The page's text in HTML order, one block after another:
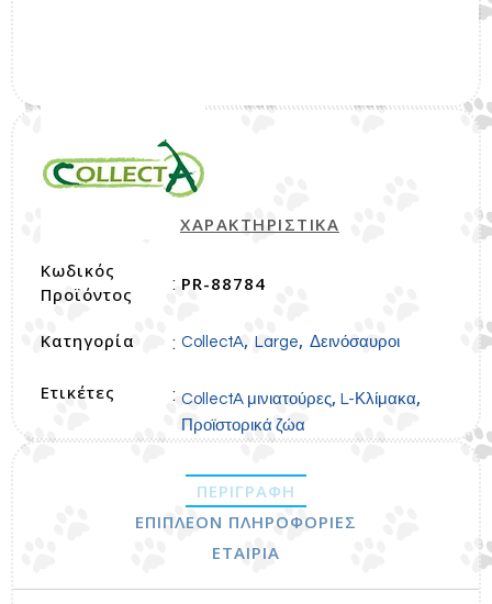
ΧΑΡΑΚΤΗΡΙΣΤΙΚΑ
Κωδικός
Προϊόντος
: PR-88784
Κατηγορία : CollectA, Large, Δεινόσαυροι
Ετικέτες : CollectA μινιατούρες, L-Κλίμακα,
Προϊστορικά ζώα
ΠΕΡΙΓΡΑΦΉ
ΕΠΙΠΛΈΟΝ ΠΛΗΡΟΦΟΡΊΕΣ
ΕΤΑΙΡΊΑ